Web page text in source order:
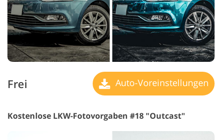
Frei Auto-Voreinstellungen
Kostenlose LKW-Fotovorgaben #18 "Outcast"